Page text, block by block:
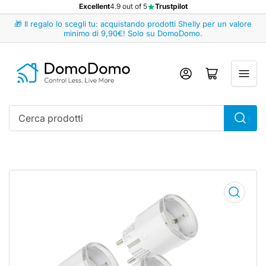
Excellent4.9 out of 5 Trustpilot
🎁 Il regalo lo scegli tu: acquistando prodotti Shelly per un valore
minimo di 9,90€! Solo su DomoDomo.
Cerca
prodotti
AccediApri il mini carrello